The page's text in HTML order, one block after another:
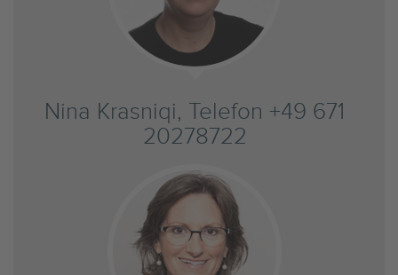
Nina Krasniqi, Telefon +49 671
20278722